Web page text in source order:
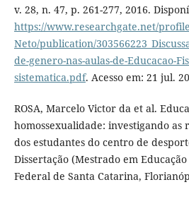
v. 28, n. 47, p. 261-277, 2016.
https://www.researchgate.net/
Neto/publication/
de-genero-nas-aulas-de-Educacao-
sistematica.pdf. Acesso em: 21 jul.
ROSA, Marcelo Victor da et al.
homossexualidade: investigando as
dos estudantes do centro de
Dissertação (Mestrado em
Federal de Santa Catarina,